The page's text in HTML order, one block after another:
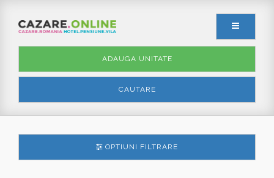
CAUTARE
ADAUGA UNITATE
OPTIUNI FILTRARE